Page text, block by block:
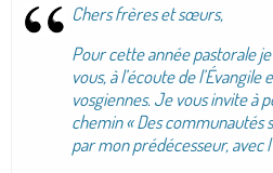
Chers frères et sœurs,
Pour cette année pastorale
vous, à l’écoute de
vosgiennes. Je vous invite à
chemin « Des communautés
par mon prédécesseur, avec